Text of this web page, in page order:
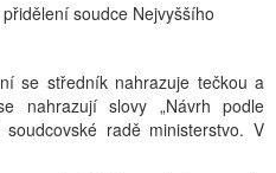
soudce Nejvyššího
se středník nahrazuje tečkou a
nahrazují slovy „Návrh podle
radě ministerstvo. V